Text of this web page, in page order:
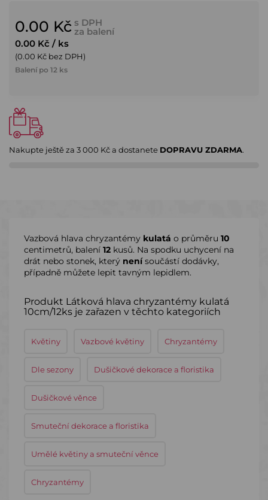
0.00 Kč s DPH
za balení
0.00 Kč / ks
(0.00 Kč bez DPH)
Balení po 12 ks
Nakupte ještě za 3 000 Kča dostanete DOPRAVU ZDARMA.
Vazbová hlava chryzantémy kulatá o průměru 10
centimetrů, balení 12 kusů. Na spodku uchycení na
drát nebo stonek, který nenísoučástí dodávky,
případně můžete lepit tavným lepidlem.
Produkt Látková hlava chryzantémy kulatá
10cm/12ks je zařazen v těchto kategoriích
Květiny Vazbové květiny Chryzantémy
Dle sezony Dušičkové dekorace a floristika
Dušičkové věnce
Smuteční dekorace a floristika
Umělé květiny a smuteční věnce
Chryzantémy